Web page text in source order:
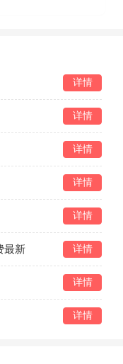
详情
详情
详情
详情
详情
最新
详情
详情
详情